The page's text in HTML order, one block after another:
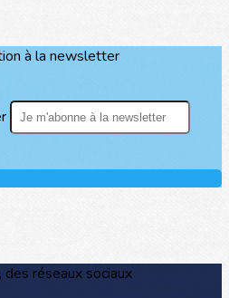
à la newsletter
réseaux sociaux